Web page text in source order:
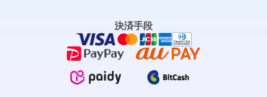
決済手段